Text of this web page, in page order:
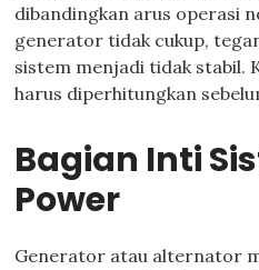
dibandingkan arus operasi
generator tidak cukup,
sistem menjadi tidak stabil.
harus diperhitungkan
Bagian Inti
Power
Generator atau alternator